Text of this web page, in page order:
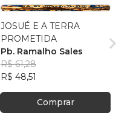
JOSUÉ E A TERRA
PROMETIDA
Pb. Ramalho Sales
R$ 61,28
R$ 48,51
Comprar